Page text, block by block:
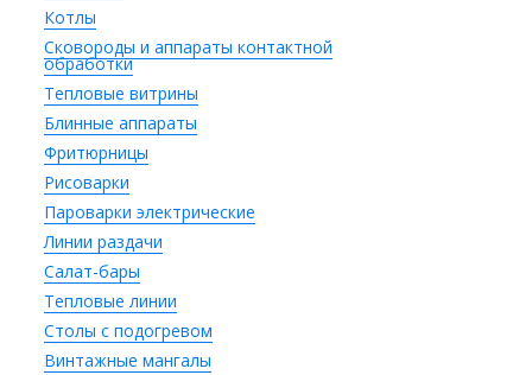
Котлы
Сковороды и аппараты контактной
обработки
Тепловые витрины
Блинные аппараты
Фритюрницы
Рисоварки
Пароварки электрические
Линии раздачи
Салат-бары
Тепловые линии
Столы с подогревом
Винтажные мангалы